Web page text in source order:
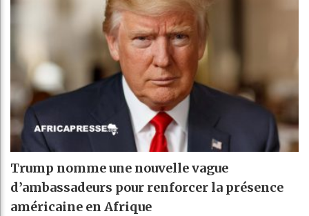
Trump nomme une nouvelle vague
d’ambassadeurs pour renforcer la présence
américaine en Afrique